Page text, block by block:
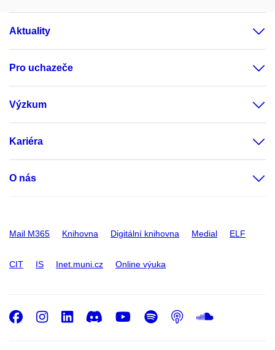
Aktuality
Pro uchazeče
Výzkum
Kariéra
O nás
Mail M365 Knihovna Digitální knihovna Medial ELF
CIT IS Inet.muni.cz Online výuka
Facebook
Instagram
LinkedIn
DiscordYoutube
Spotify
Podcast